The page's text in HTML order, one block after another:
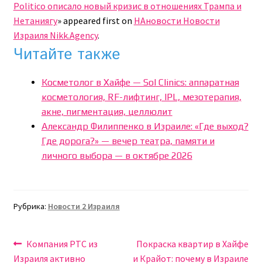
Politico описало новый кризис в отношениях Трампа и
Нетаниягу» appeared first on НАновости Новости
Израиля Nikk.Agency.
Читайте также
Косметолог в Хайфе — Sol Clinics: аппаратная
косметология, RF-лифтинг, IPL, мезотерапия,
акне, пигментация, целлюлит
Александр Филиппенко в Израиле: «Где выход?
Где дорога?» — вечер театра, памяти и
личного выбора — в октябре 2026
Рубрика: Новости 2 Израиля
Навигация
Предыдущая
запись:
Компания PTC из
Израиля активно
Следующая
запись:
Покраска квартир в Хайфе
и Крайот: почему в Израиле